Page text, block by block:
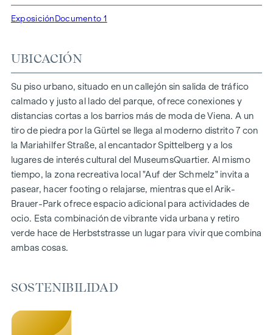
Más información en:WOHNEN AM PARK, 1160 Viena,
Herbststraße - Winegg
Superficie habitable de aprox. 30 a 130 m²
Pisos de 1 a 4 habitaciones
Jardines, balcones, logias y terrazas
Grandes alturas
Aparcamiento subterráneo | e-mobility
Tranquilo patio interior
Sistema fotovoltaico en el tejado
Sala común
LLEGAR A CASA
En Herbststrasse le espera una experiencia vital única que
combina diseño y comodidad de forma extraordinaria. El
atemporal, ideal para una vida moderna y con estilo. Los
garantizan un confort natural en las estancias. Para mayor
Exposición Documento 1
UBICACIÓN
Su piso urbano, situado en un callejón sin salida de tráfico
calmado y justo al lado del parque, ofrece conexiones y
distancias cortas a los barrios más de moda de Viena. A un
tiro de piedra por la Gürtel se llega al moderno distrito 7 con
la Mariahilfer Straße, al encantador Spittelberg y a los
lugares de interés cultural del MuseumsQuartier. Al mismo
tiempo, la zona recreativa local "Auf der Schmelz" invita a
pasear, hacer footing o relajarse, mientras que el Arik-
Brauer-Park ofrece espacio adicional para actividades de
ocio. Esta combinación de vibrante vida urbana y retiro
verde hace de Herbststrasse un lugar para vivir que combina
ambas cosas.
SOSTENIBILIDAD